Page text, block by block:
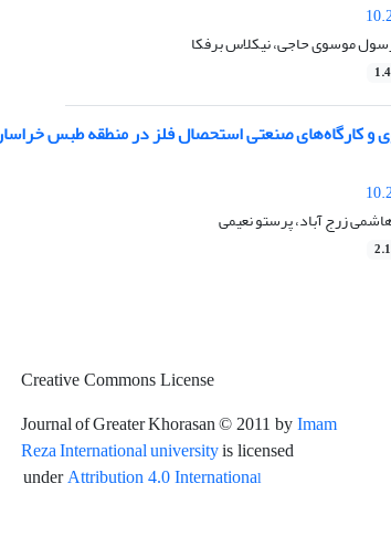
موسوی حاجی، نیکلاس برفکا
و کارگاه‌های صنعتی استحصال فلز در منطقه طبس
زرج آباد، پرستو نعیمی
Creative Commons License
Journal of Greater Khorasan© 2011 by Imam
Reza International universityis licensed
under Attribution 4.0 International